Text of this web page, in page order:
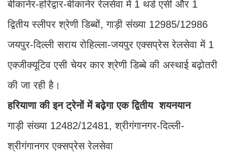
बीकानेर-हरिद्वार-बीकानेर रेलसेवा में 1 थर्ड एसी और 1
द्वितीय स्लीपर श्रेणी डिब्बों, गाड़ी संख्या 12985/12986
जयपुर-दिल्ली सराय रोहिल्ला-जयपुर एक्सप्रेस रेलसेवा में 1
एक्जीक्यूटिव एसी चेयर कार श्रेणी डिब्बे की अस्थाई बढ़ोतरी
की जा रही है।
हरियाणा की इन ट्रेनों में बढ़ेगा एक द्वितीय शयनयान
गाड़ी संख्या 12482/12481, श्रीगंगानगर-दिल्ली-
श्रीगंगानगर एक्सप्रेस रेलसेवा